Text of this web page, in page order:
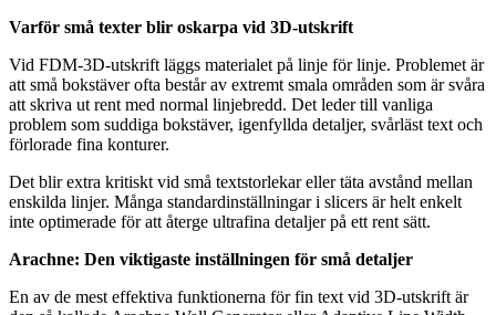
Varför små texter blir oskarpa vid 3D-utskrift
Vid FDM-3D-utskrift läggs materialet på linje för linje. Problemet är
att små bokstäver ofta består av extremt smala områden som är svåra
att skriva ut rent med normal linjebredd. Det leder till vanliga
problem som suddiga bokstäver, igenfyllda detaljer, svårläst text och
förlorade fina konturer.
Det blir extra kritiskt vid små textstorlekar eller täta avstånd mellan
enskilda linjer. Många standardinställningar i slicers är helt enkelt
inte optimerade för att återge ultrafina detaljer på ett rent sätt.
Arachne: Den viktigaste inställningen för små detaljer
En av de mest effektiva funktionerna för fin text vid 3D-utskrift är